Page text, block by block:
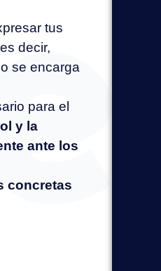
tus
decir,
se encarga
para el
y la
ante los
concretas